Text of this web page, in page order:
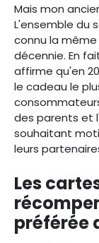
Mais mon
L'ensemble du
connu la
décennie. En
affirme qu'en
le cadeau le
des parents et
souhaitant
leurs
Les
préférée